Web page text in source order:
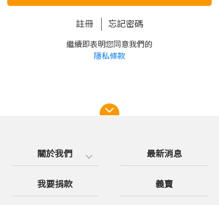
註冊 忘記密碼
繼續即表明您同意我們的
隱私條款
關於我們 最新消息
我要捐款 義賣